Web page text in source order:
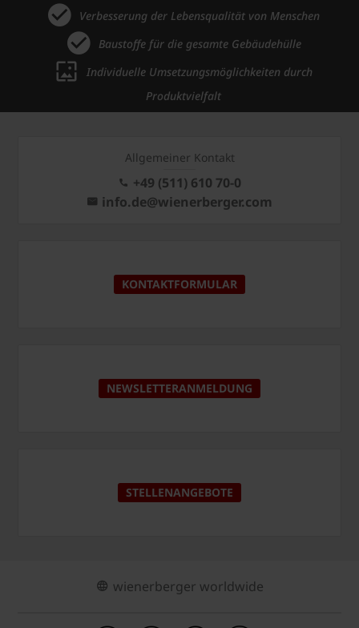
Verbesserung der Lebensqualität von Menschen
Baustoffe für die gesamte Gebäudehülle
Individuelle Umsetzungsmöglichkeiten durch
Produktvielfalt
Allgemeiner Kontakt
+49 (511) 610 70-0
info.de@wienerberger.com
KONTAKTFORMULAR
NEWSLETTERANMELDUNG
STELLENANGEBOTE
wienerberger worldwide